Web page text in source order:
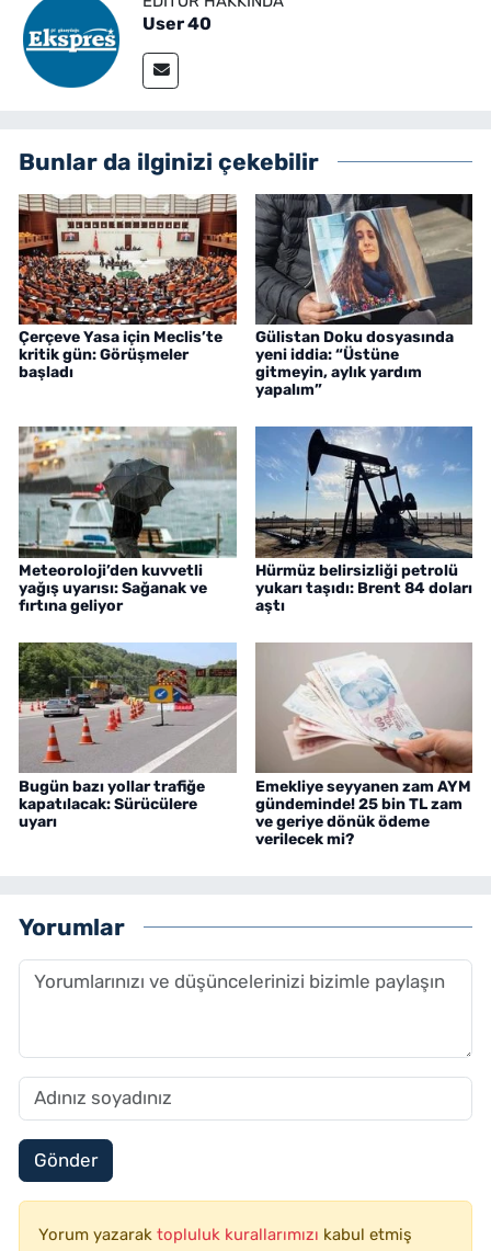
User 40
Bunlar da ilginizi çekebilir
Çerçeve Yasa için Meclis’te
kritik gün: Görüşmeler
başladı
Gülistan Doku dosyasında
yeni iddia: “Üstüne
gitmeyin, aylık yardım
yapalım”
Meteoroloji’den kuvvetli
yağış uyarısı: Sağanak ve
fırtına geliyor
Hürmüz belirsizliği petrolü
yukarı taşıdı: Brent 84 doları
aştı
Bugün bazı yollar trafiğe
kapatılacak: Sürücülere
uyarı
Emekliye seyyanen zam AYM
gündeminde! 25 bin TL zam
ve geriye dönük ödeme
verilecek mi?
Yorumlar
Gönder
Yorum yazarak topluluk kurallarımızı kabul etmiş